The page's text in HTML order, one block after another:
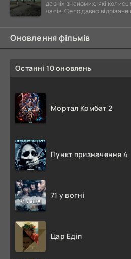
давніх знайомих, які
часів. Село давно відрізане
Оновлення фільмів
Останні 10 оновлень
Мортал Комбат 2
Пункт призначення 4
71 у вогні
Цар Едіп